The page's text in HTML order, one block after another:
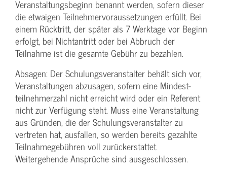
Veranstaltungs­beginn benannt werden, sofern dieser
die etwaigen Teilnehmer­voraussetzungen erfüllt. Bei
einem Rücktritt, der später als 7 Werktage vor Beginn
erfolgt, bei Nichtantritt oder bei Abbruch der
Teilnahme ist die gesamte Gebühr zu bezahlen.
Absagen: Der Schulungs­veranstalter behält sich vor,
Veranstaltungen abzusagen, sofern eine Mindest­
teilnehmerzahl nicht erreicht wird oder ein Referent
nicht zur Verfügung steht. Muss eine Veranstaltung
aus Gründen, die der Schulungs­veranstalter zu
vertreten hat, ausfallen, so werden bereits gezahlte
Teilnahme­gebühren voll zurückerstattet.
Weitergehende Ansprüche sind ausgeschlossen.